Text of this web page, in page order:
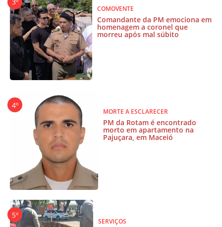
COMOVENTE
Comandante da PM emociona em
homenagem a coronel que
morreu após mal súbito
MORTE A ESCLARECER
PM da Rotam é encontrado
morto em apartamento na
Pajuçara, em Maceió
SERVIÇOS